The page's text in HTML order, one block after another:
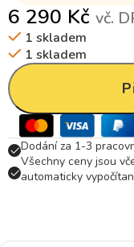
6 290 Kč vč.
1 skladem
1 skladem
Dodání za 1-3
Všechny ceny jsou
automaticky